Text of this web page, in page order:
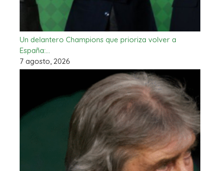
Un delantero Champions que prioriza volver a
España:…
7 agosto, 2026